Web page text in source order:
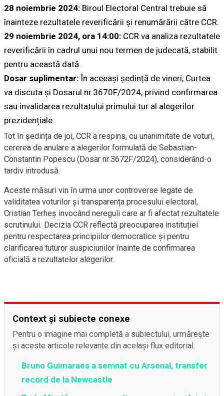
28 noiembrie 2024: Biroul Electoral Central trebuie să
înainteze rezultatele reverificării și renumărării către CCR.
29 noiembrie 2024, ora 14:00: CCR va analiza rezultatele
reverificării în cadrul unui nou termen de judecată, stabilit
pentru această dată.
Dosar suplimentar: În aceeași ședință de vineri, Curtea
va discuta și Dosarul nr.3670F/2024, privind confirmarea
sau invalidarea rezultatului primului tur al alegerilor
prezidențiale.
Tot în ședința de joi, CCR a respins, cu unanimitate de voturi,
cererea de anulare a alegerilor formulată de Sebastian-
Constantin Popescu (Dosar nr.3672F/2024), considerând-o
tardiv introdusă.
Aceste măsuri vin în urma unor controverse legate de
validitatea voturilor și transparența procesului electoral,
Cristian Terheș invocând nereguli care ar fi afectat rezultatele
scrutinului. Decizia CCR reflectă preocuparea instituției
pentru respectarea principiilor democratice și pentru
clarificarea tuturor suspiciunilor înainte de confirmarea
oficială a rezultatelor alegerilor.
Context și subiecte conexe
Pentru o imagine mai completă a subiectului, urmărește
și aceste articole relevante din același flux editorial.
Bruno Guimaraes a semnat cu Arsenal, transfer
record de la Newcastle